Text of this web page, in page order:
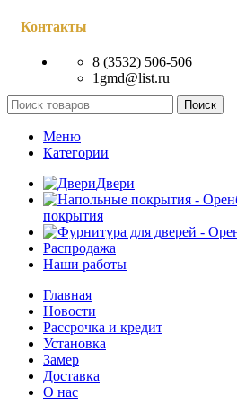
Контакты
8 (3532) 506-506
1gmd@list.ru
Поиск
Меню
Категории
Двери
покрытия
Распродажа
Наши работы
Главная
Новости
Рассрочка и кредит
Установка
Замер
Доставка
О нас